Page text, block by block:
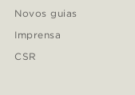
Novos guias
Imprensa
CSR